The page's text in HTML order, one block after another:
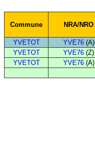
Commune NRA/NRO
YVETOT
YVE76(A)
YVETOT
YVE76 (Z)
YVETOT
YVE76(A)